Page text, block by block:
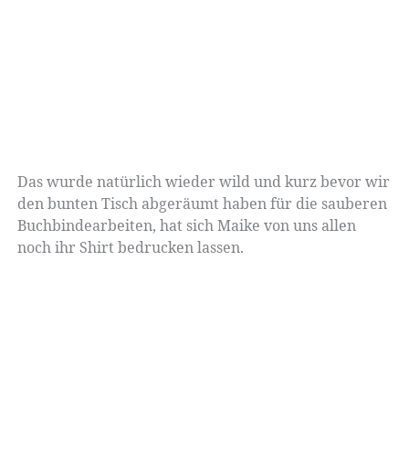
Das wurde natürlich wieder wild und kurz bevor wir
den bunten Tisch abgeräumt haben für die sauberen
Buchbindearbeiten, hat sich Maike von uns allen
noch ihr Shirt bedrucken lassen.